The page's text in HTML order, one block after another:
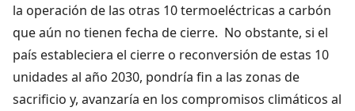
la operación de las otras 10 termoeléctricas a carbón
que aún no tienen fecha de cierre. No obstante, si el
país estableciera el cierre o reconversión de estas 10
unidades al año 2030, pondría fin a las zonas de
sacrificio y, avanzaría en los compromisos climáticos al